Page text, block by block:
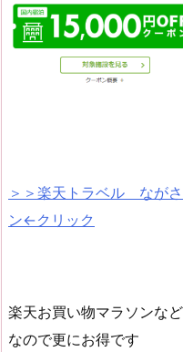
＞＞楽天トラベル なが
ン←クリック
楽天お買い物マラソンな
なので更にお得です